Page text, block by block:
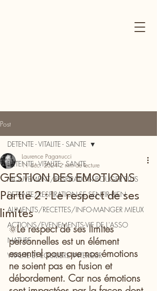
Post
DETENTE - VITALITE - SANTE
MOUVEMENT/RESPIRATION-BOUGER PLUS
DETENTE/RESPIRATION-SE SENTIR BIEN
ALIMENTS/RECETTES/INFO-MANGER MIEUX
ACTIONS/EVENEMENTS-VIE DE L'ASSO
NATURE
VITALITE ET EQUILIBRE INTERIEUR
DETENTE - VITALITE - SANTE
GESTION DES EMOTIONS
Partie 2 : Le respect de ses
limites
Laurence Paganucci
11 déc. 2024 2 min de lecture
🌞Le respect de ses limites
personnelles est un élément
essentiel pour que nos émotions
ne soient pas en fusion et
débordement. Car nos émotions